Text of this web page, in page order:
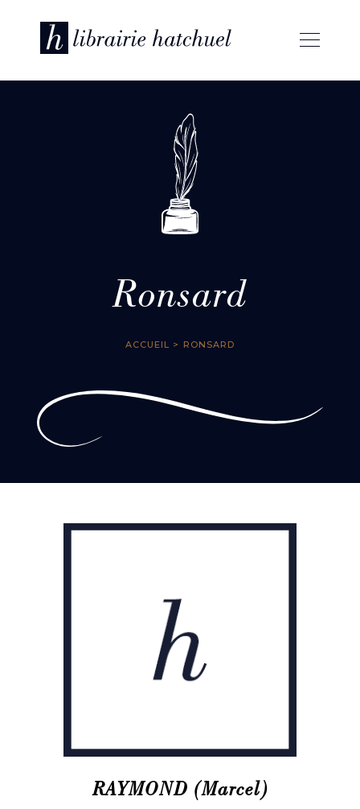
Ronsard
ACCUEIL > RONSARD
RAYMOND (Marcel)